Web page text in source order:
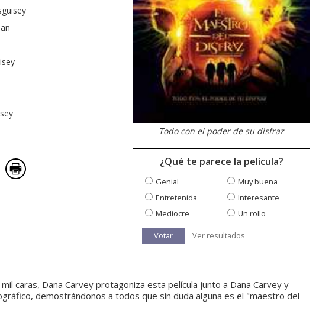
Todo con el poder de su disfraz
¿Qué te parece la película?
Genial
Muy buena
Entretenida
Interesante
Mediocre
Un rollo
Votar Ver resultados
caras, Dana Carvey protagoniza esta película junto a Dana Carvey y
demostrándonos a todos que sin duda alguna es el "maestro del